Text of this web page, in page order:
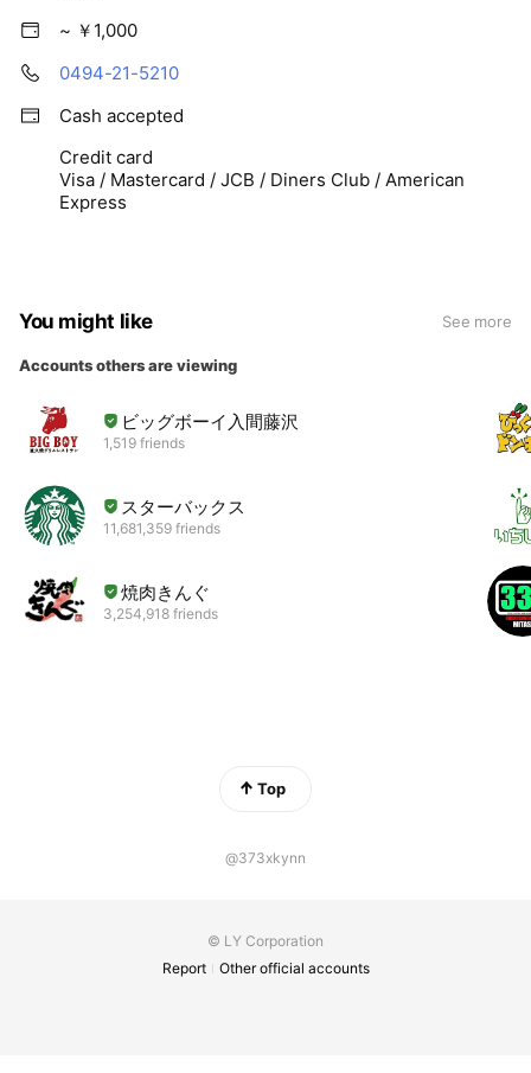
~ ￥1,000
0494-21-5210
Cash accepted
Credit card
Visa / Mastercard / JCB / Diners Club / American
Express
You might like See more
Accounts others are viewing
ビッグボーイ入間藤沢
1,519 friends
スターバックス
11,681,359 friends
焼肉きんぐ
3,254,918 friends
Top
@373xkynn
© LY Corporation
Report
Other official accounts